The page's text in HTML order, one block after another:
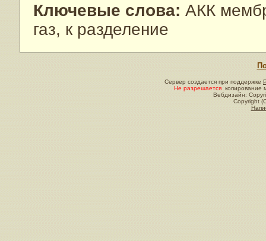
Ключевые слова: АКК
газ, к разделение
Сервер создается при поддержке
Не разрешается копирование
Вебдизайн:
Copyright